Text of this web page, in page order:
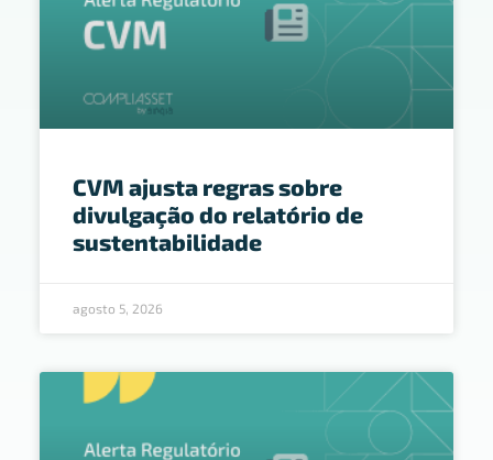
CVM ajusta regras sobre
divulgação do relatório de
sustentabilidade
agosto 5, 2026